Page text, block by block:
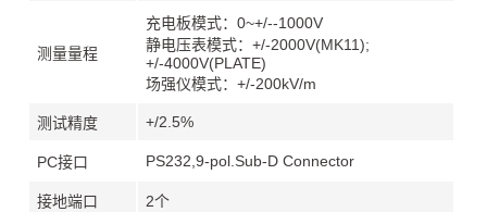
测量量程
充电板模式：0~+/--1000V
静电压表模式：+/-2000V(MK11);
+/-4000V(PLATE)
场强仪模式：+/-200kV/m
测试精度 +/2.5%
PC接口 PS232,9-pol.Sub-D Connector
接地端口 2个